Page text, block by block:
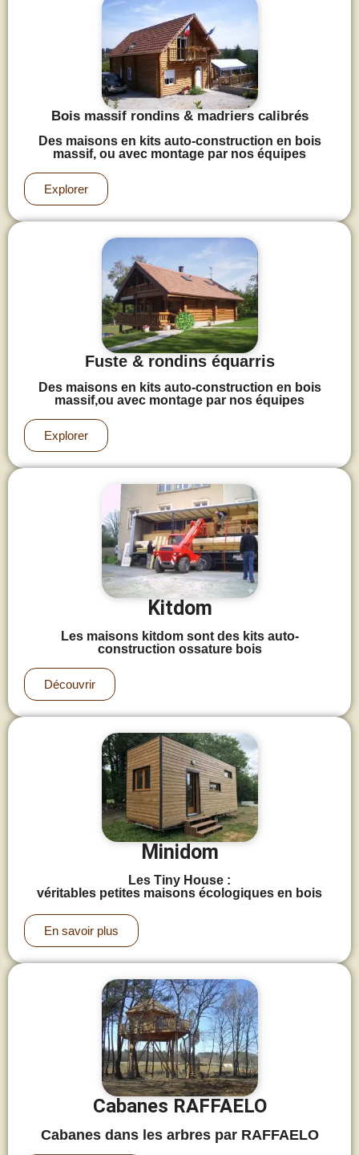
Bois massif rondins & madriers calibrés
Des maisons en kits auto-construction en bois
massif, ou avec montage par nos équipes
Explorer
Fuste & rondins équarris
Des maisons en kits auto-construction en bois
massif,ou avec montage par nos équipes
Explorer
Kitdom
Les maisons kitdom sont des kits auto-
construction ossature bois
Découvrir
Minidom
Les Tiny House :
véritables petites maisons écologiques en bois
En savoir plus
Cabanes RAFFAELO
Cabanes dans les arbres par RAFFAELO